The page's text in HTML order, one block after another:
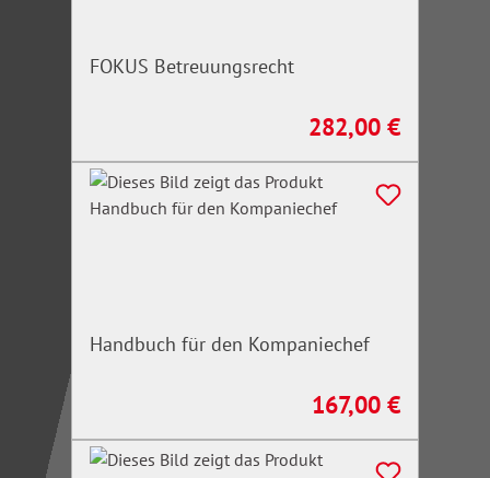
FOKUS Betreuungsrecht
Regulärer Preis:
282,00 €
Handbuch für den Kompaniechef
Regulärer Preis:
167,00 €